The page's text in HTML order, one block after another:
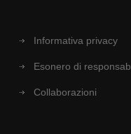
Informativa privacy
Esonero di
Collaborazioni